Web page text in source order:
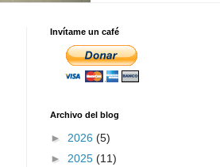
Invítame un café
Archivo del blog
► 2026 (5)
► 2025 (11)